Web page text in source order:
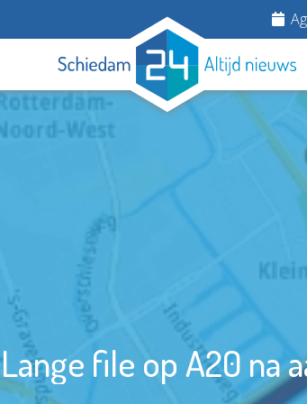
Lange file op A20 na